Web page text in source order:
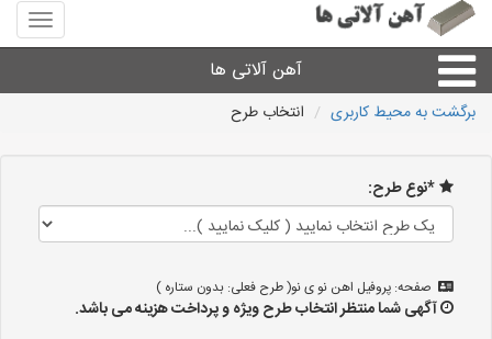
منوی
سایت
آلاتی
آهن آلاتی ها
ورق
برگشت به محیط کاربری انتخاب طرح
*نوع طرح:
صفحه: پروفیل اهن نو ی نو( طرح فعلی: بدون ستاره )
آگهی شما منتظر انتخاب طرح ویژه و پرداخت هزینه می باشد.